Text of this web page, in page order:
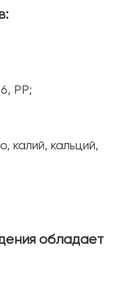
РР;
калий, кальций,
обладает